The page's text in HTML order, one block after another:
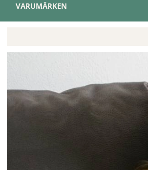
VARUMÄRKEN